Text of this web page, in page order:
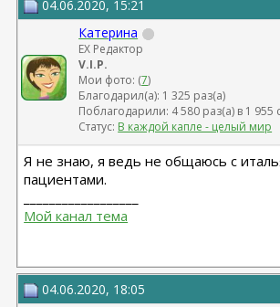
04.06.2020, 15:21
Катерина
EX Редактор
V.I.P.
Мои фото: (7)
Благодарил(а): 1 325 раз(а)
Поблагодарили: 4 580 раз(а) в 1
Статус: В каждой капле - целый мир
Я не знаю, я ведь не общаюсь с
пациентами.
Мой канал тема
04.06.2020, 18:05